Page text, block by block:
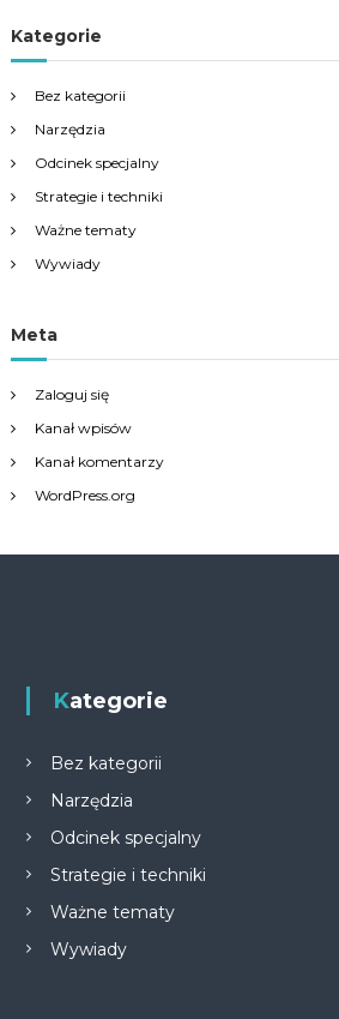
Kategorie
Bez kategorii
Narzędzia
Odcinek specjalny
Strategie i techniki
Ważne tematy
Wywiady
Meta
Zaloguj się
Kanał wpisów
Kanał komentarzy
WordPress.org
Kategorie
Bez kategorii
Narzędzia
Odcinek specjalny
Strategie i techniki
Ważne tematy
Wywiady